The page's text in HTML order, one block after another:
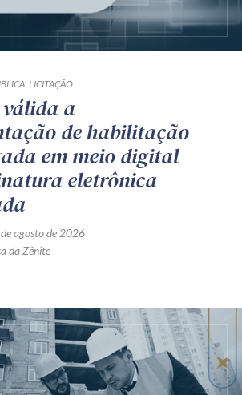
LICITAÇÃO
válida a
de habilitação
em meio digital
eletrônica
agosto de 2026
da Zênite